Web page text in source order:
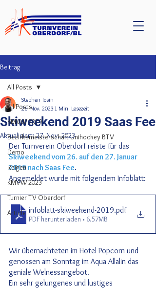
Beitrag
All Posts
KMVW 2019
Bezirksmeisterschaft Unihockey BTV
Demo
Reigen
KMVW 2023
Turnier TV Oberdorf
Article
All Posts
Skiweekend 2019 Saas Fee
Stephen Tosin
26. Nov. 2023 1 Min. Lesezeit
Aktualisiert:27. Nov. 2023
Der Turnverein Oberdorf reiste für das
Skiweekend vom 26. auf den 27. Januar
2019 nach Saas Fee.
Angemeldet wurde mit folgendem Infoblatt:
infoblatt-skiweekend-2019.pdf
PDF herunterladen • 6.57MB
Wir übernachteten im Hotel Popcorn und
genossen am Sonntag im Aqua Allalin das
geniale Welnessangebot.
Ein sehr gelungenes und lustiges